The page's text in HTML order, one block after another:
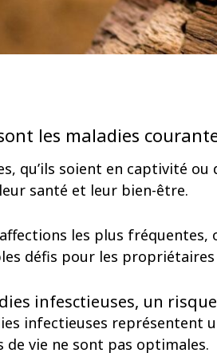
les maladies
qu’ils soient en captivité
santé et leur bien-être.
les plus fréquentes,
défis pour les
infesctieuses, un
infectieuses représentent
de vie ne sont pas optimales.